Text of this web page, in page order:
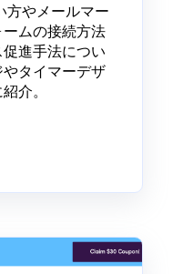
やメールマー
ムの接続方法
進手法につい
タイマーデザ
介。